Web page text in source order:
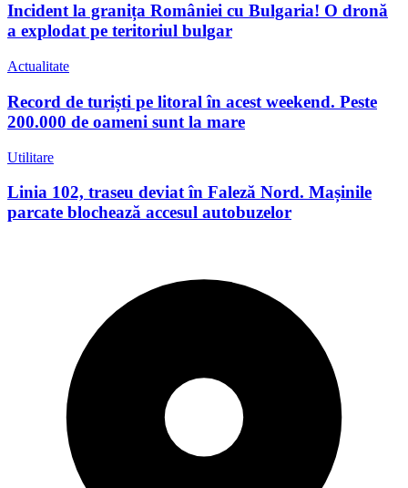
Incident la granița României cu Bulgaria! O dronă
a explodat pe teritoriul bulgar
Actualitate
Record de turiști pe litoral în acest weekend. Peste
200.000 de oameni sunt la mare
Utilitare
Linia 102, traseu deviat în Faleză Nord. Mașinile
parcate blochează accesul autobuzelor